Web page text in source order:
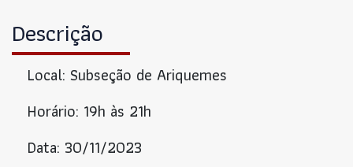
Descrição
Local: Subseção de Ariquemes
Horário: 19h às 21h
Data: 30/11/2023